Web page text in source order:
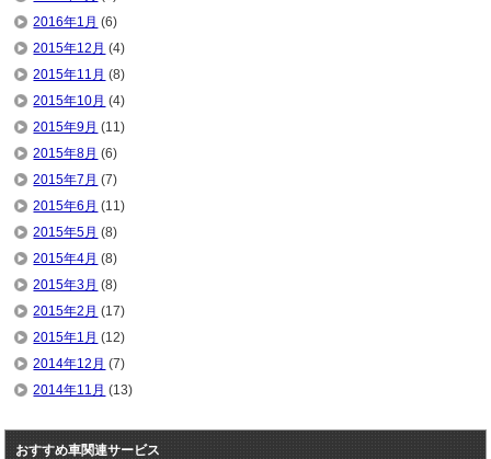
2016年1月 (6)
2015年12月 (4)
2015年11月 (8)
2015年10月 (4)
2015年9月 (11)
2015年8月 (6)
2015年7月 (7)
2015年6月 (11)
2015年5月 (8)
2015年4月 (8)
2015年3月 (8)
2015年2月 (17)
2015年1月 (12)
2014年12月 (7)
2014年11月 (13)
おすすめ車関連サービス